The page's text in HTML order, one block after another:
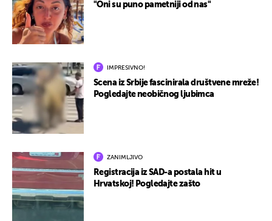
"Oni su puno pametniji od nas"
IMPRESIVNO!
Scena iz Srbije fascinirala društvene mreže!
Pogledajte neobičnog ljubimca
ZANIMLJIVO
Registracija iz SAD-a postala hit u
Hrvatskoj! Pogledajte zašto